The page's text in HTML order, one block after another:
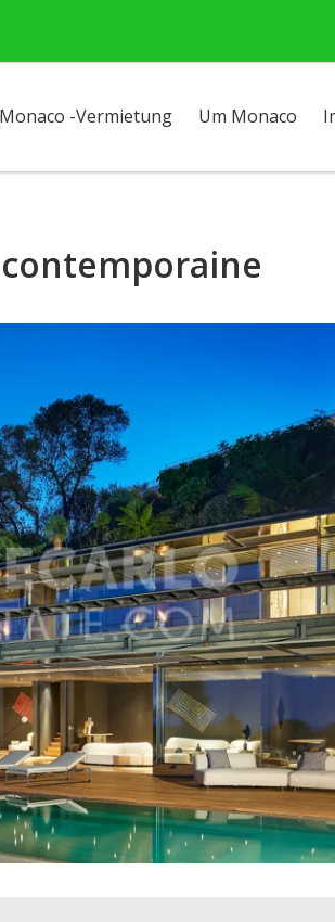
Monaco -Vermietung Um Monaco